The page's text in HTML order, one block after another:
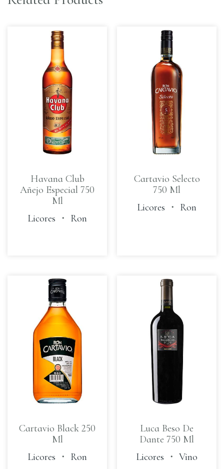
Havana Club
Añejo Especial 750
Ml
Licores ・ Ron
Cartavio Selecto
750 Ml
Licores ・ Ron
Cartavio Black 250
Ml
Licores ・ Ron
Luca Beso De
Dante 750 Ml
Licores ・ Vino